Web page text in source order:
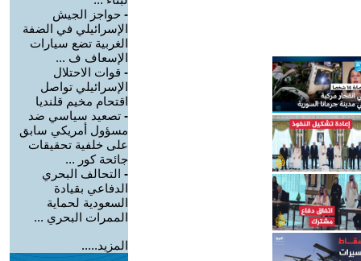
- حواجز الجيش
الإسرائيلي في الضفة
الغربية تضع سيارات
الإسعاف ف ...
- قوات الاحتلال
الإسرائيلي تواصل
اقتحام مخيم قلنديا
- تصعيد سياسي ضد
مسؤول أمريكي سابق
على خلفية تحقيقات
جائحة كور ...
- التحالف البحري
الدفاعي بقيادة
السعودية لحماية
الممرات البحري ...
المزيد.....